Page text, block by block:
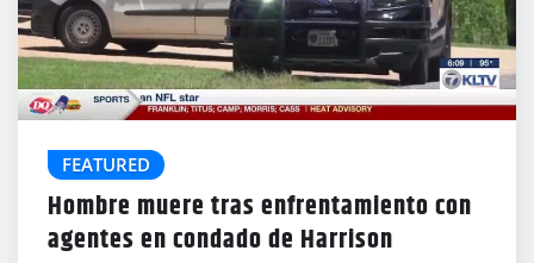
FEATURED
Hombre muere tras enfrentamiento con
agentes en condado de Harrison